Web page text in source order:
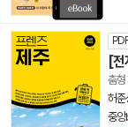
[전
춤형
허준
중